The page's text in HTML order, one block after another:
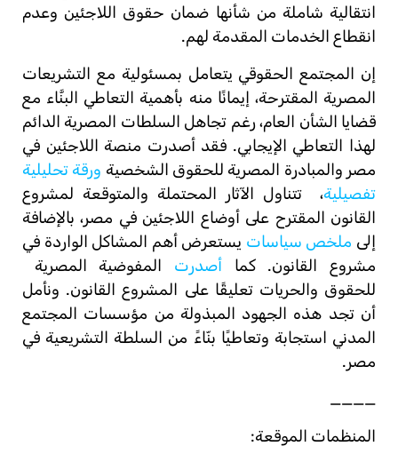
انتقالية شاملة من شأنها ضمان حقوق اللاجئين وعدم
انقطاع الخدمات المقدمة لهم.
إن المجتمع الحقوقي يتعامل بمسئولية مع التشريعات
المصرية المقترحة، إيمانًا منه بأهمية التعاطي البنَّاء مع
قضايا الشأن العام، رغم تجاهل السلطات المصرية الدائم
لهذا التعاطي الإيجابي. فقد أصدرت منصة اللاجئين في
مصر والمبادرة المصرية للحقوق الشخصية ورقة تحليلية
تفصيلية،
تتناول الآثار المحتملة والمتوقعة لمشروع
القانون المقترح على أوضاع اللاجئين في مصر، بالإضافة
إلى ملخص سياسات يستعرض أهم المشاكل الواردة في
مشروع القانون. كما أصدرت المفوضية المصرية
للحقوق والحريات تعليقًا على المشروع القانون. ونأمل
أن تجد هذه الجهود المبذولة من مؤسسات المجتمع
المدني استجابة وتعاطيًا بنّاءً من السلطة التشريعية في
مصر.
____
المنظمات الموقعة: